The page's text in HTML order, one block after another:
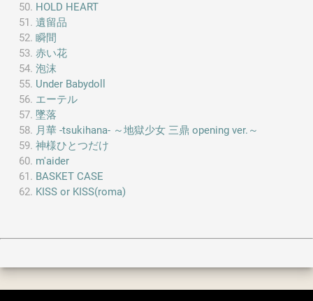
HOLD HEART
遺留品
瞬間
赤い花
泡沫
Under Babydoll
エーテル
墜落
月華 -tsukihana- ～地獄少女 三鼎 opening ver.～
神様ひとつだけ
m'aider
BASKET CASE
KISS or KISS(roma)